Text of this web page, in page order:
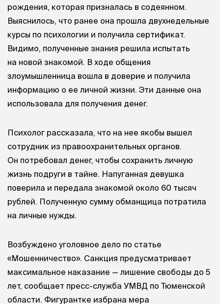
рождения, которая призналась в содеянном.
Выяснилось, что ранее она прошла двухнедельные
курсы по психологии и получила сертификат.
Видимо, полученные знания решила испытать
на новой знакомой. В ходе общения
злоумышленница вошла в доверие и получила
информацию о ее личной жизни. Эти данные она
использовала для получения денег.
Психолог рассказала, что на нее якобы вышел
сотрудник из правоохранительных органов.
Он потребовал денег, чтобы сохранить личную
жизнь подруги в тайне. Напуганная девушка
поверила и передала знакомой около 60 тысяч
рублей. Полученную сумму обманщица потратила
на личные нужды.
Возбуждено уголовное дело по статье
«Мошенничество». Санкция предусматривает
максимальное наказание — лишение свободы до 5
лет, сообщает пресс-служба УМВД по Тюменской
области. Фигурантке избрана мера